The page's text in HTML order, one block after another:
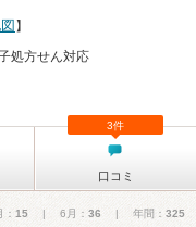
】
処方せん対応
口コミ
3件
15 | 6月： 36 | 年間： 325